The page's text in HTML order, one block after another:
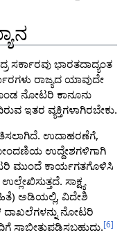
ಸರ್ಕಾರವು ಭಾರತದಾದ್ಯಂತ
ರಾಜ್ಯದ ಯಾವುದೇ
ನೋಟರಿ ಕಾನೂನು
ಇತರ ವ್ಯಕ್ತಿಗಳಾಗಿರಬೇಕು.
ಉದಾಹರಣೆಗೆ,
ಉದ್ದೇಶಗಳಿಗಾಗಿ
ಮುಂದೆ ಕಾರ್ಯಗತಗೊಳಿಸಿ
ಸಾಕ್ಷ್ಯ
ಅಡಿಯಲ್ಲಿ, ವಿದೇಶಿ
ದಾಖಲೆಗಳನ್ನು ನೋಟರಿ
ಸಾಬೀತುಪಡಿಸಬಹುದು.[6]